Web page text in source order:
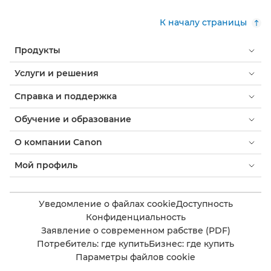
К началу страницы
Продукты
Услуги и решения
Справка и поддержка
Обучение и образование
О компании Canon
Мой профиль
Уведомление о файлах cookieДоступность
Конфиденциальность
Заявление о современном рабстве (PDF)
Потребитель: где купитьБизнес: где купить
Параметры файлов cookie